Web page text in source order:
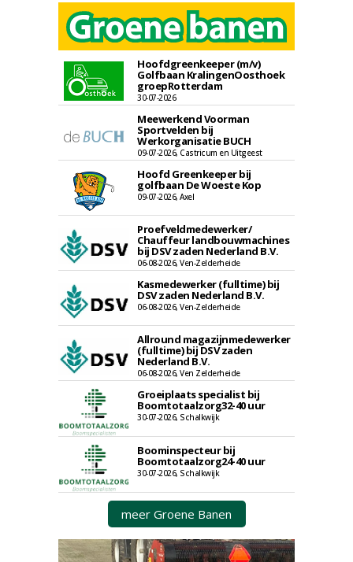
Hoofdgreenkeeper (m/v)
Golfbaan KralingenOosthoek
groepRotterdam
30-07-2026
Meewerkend Voorman
Sportvelden bij
Werkorganisatie BUCH
09-07-2026, Castricum en Uitgeest
Hoofd Greenkeeper bij
golfbaan De Woeste Kop
09-07-2026, Axel
Proefveldmedewerker/
Chauffeur landbouwmachines
bij DSV zaden Nederland B.V.
06-08-2026, Ven-Zelderheide
Kasmedewerker (fulltime) bij
DSV zaden Nederland B.V.
06-08-2026, Ven-Zelderheide
Allround magazijnmedewerker
(fulltime) bij DSV zaden
Nederland B.V.
06-08-2026, Ven Zelderheide
Groeiplaats specialist bij
Boomtotaalzorg32-40 uur
30-07-2026, Schalkwijk
Boominspecteur bij
Boomtotaalzorg24-40 uur
30-07-2026, Schalkwijk
meer Groene Banen